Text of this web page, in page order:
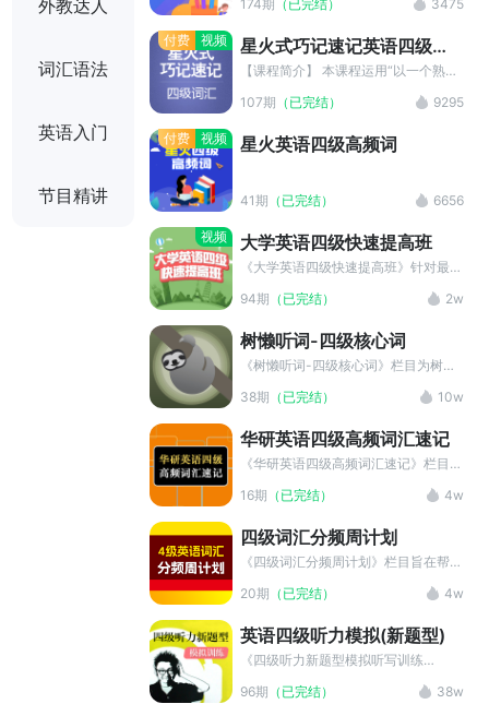
外教达人
词汇语法
英语入门
节目精讲
174期 （已完结） 3475
付费 视频
星火式巧记速记英语四级词
汇
【课程简介】 本课程运用“以一个熟词
火式记忆法，解构四级英语单词。通过
讲解，精确掌握英语四级高频词和常考
核心词汇和常考短语； 2.多种单词记
提高词汇学习能力，能达到大学英语四
级要求水平； 4.培养良好的英语学习
育学会“十二五”教育科研规划课题讲
四、六级命题研究中心主任多年研究国
内外考试命题规律，先后在全国各大学
的称为 “人生导师”。 【购买须知】 1.
法退款，敬请谅解。 2.课程目前只支
持在手机和ipad端收听。 3.版权归原
在任何第三方平台传播，违者将追究其
现问题，请加客服QQ:1790999184 在
线帮您解决。
107期 （已完结） 9295
付费 视频 星火英语四级高频词
41期 （已完结） 6656
视频 大学英语四级快速提高班
《大学英语四级快速提高班》针对最新
没有一句废话！每天2小时，10天帮你
对2016听力改革全新录制，内容涉及
语音语调、新闻词汇、解题技巧等方
心词汇、常用语法、评分标准、写作模
阅读：各类解题技巧全突破，就算遇到
生词也能做对题！ 翻译：化繁为简，
94期 （已完结） 2w
树懒听词-四级核心词
《树懒听词-四级核心词》栏目为树懒
习方式，专业讲解四级词汇的考点干
38期 （已完结） 10w
华研英语四级高频词汇速记
《华研英语四级高频词汇速记》栏目收
词义相关联的单词一起学习，效率超
MP3音频文件，使用户听记学习更加
有效。
16期 （已完结） 4w
四级词汇分频周计划
《四级词汇分频周计划》栏目旨在帮助
效节省学习时间。本栏目提供了精美的
帮助用户迅速抓住学习重点，进行详细
学习。
20期 （已完结） 4w
英语四级听力模拟(新题型)
《四级听力新题型模拟听写训练
题型进行编排，适合四级备考的学生，
96期 （已完结） 38w